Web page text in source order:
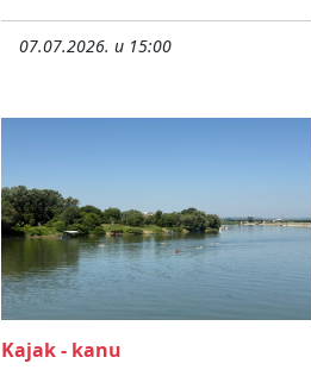
07.07.2026. u 15:00
Kajak - kanu